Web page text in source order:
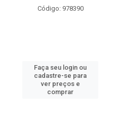
Código: 978429
Faça seu login ou
cadastre-se para
ver preços e
comprar